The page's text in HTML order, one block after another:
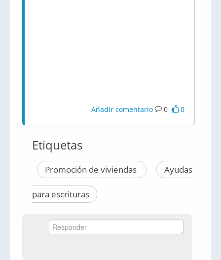
Añadir comentario 0 0
Etiquetas
Promoción de viviendas Ayudas
para escrituras